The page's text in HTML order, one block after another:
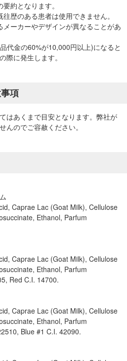
約となります。
歴のある患者は使用できません。
ーカーやデザインが異なることがあ
代金の60%が10,000円以上)になると
際に発生します。
項
はあくまで目安となります。弊社が
んのでご容赦ください。
Caprae Lac (Goat Milk), Cellulose
Ethanol, Parfum
Caprae Lac (Goat Milk), Cellulose
Ethanol, Parfum
Red C.I. 14700.
Caprae Lac (Goat Milk), Cellulose
Ethanol, Parfum
Blue #1 C.I. 42090.